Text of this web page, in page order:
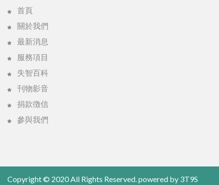
首頁
關於我們
最新消息
服務項目
失智百科
刊物影音
捐款徴信
參與我們
Copyright © 2020 All Rights Reserved. powered by 3T9S